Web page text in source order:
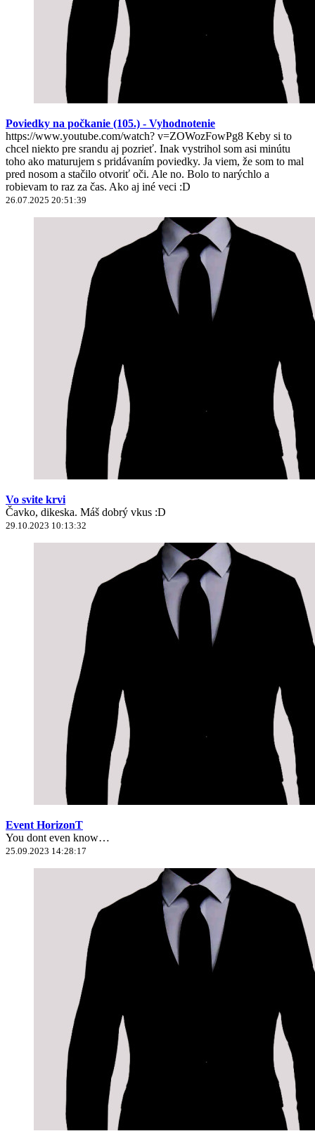
Poviedky na počkanie (105.) - Vyhodnotenie
https://www.youtube.com/watch? v=ZOWozFowPg8 Keby si to
chcel niekto pre srandu aj pozrieť. Inak vystrihol som asi minútu
toho ako maturujem s pridávaním poviedky. Ja viem, že som to mal
pred nosom a stačilo otvoriť oči. Ale no. Bolo to narýchlo a
robievam to raz za čas. Ako aj iné veci :D
26.07.2025 20:51:39
Vo svite krvi
Čavko, dikeska. Máš dobrý vkus :D
29.10.2023 10:13:32
Event HorizonT
You dont even know…
25.09.2023 14:28:17